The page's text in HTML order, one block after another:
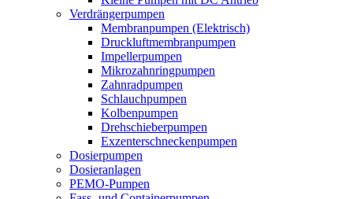
Verdrängerpumpen
Membranpumpen (Elektrisch)
Druckluftmembranpumpen
Impellerpumpen
Mikrozahnringpumpen
Zahnradpumpen
Schlauchpumpen
Kolbenpumpen
Drehschieberpumpen
Exzenterschneckenpumpen
Dosierpumpen
Dosieranlagen
PEMO-Pumpen